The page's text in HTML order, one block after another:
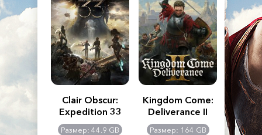
Creed
Clair Obscur:
Expedition 33
Размер: 44.9 GB
Kingdom Come:
Deliverance II
Размер: 164 GB
The